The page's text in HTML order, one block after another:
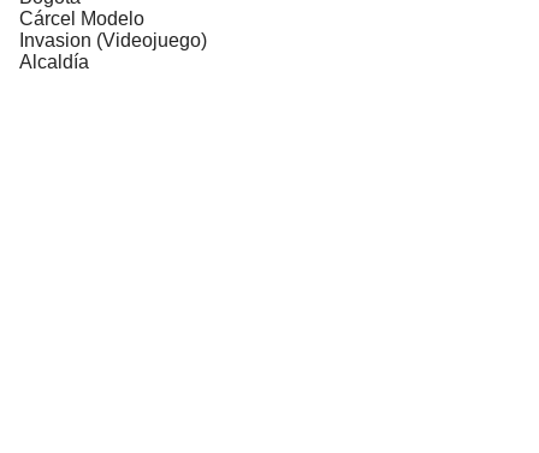
Cárcel Modelo
Invasion (Videojuego)
Alcaldía